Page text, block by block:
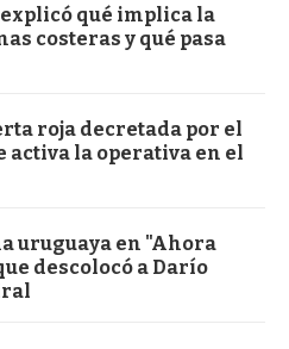
qué implica la
costeras y qué pasa
roja decretada por el
activa la operativa en el
uruguaya en "Ahora
descolocó a Darío